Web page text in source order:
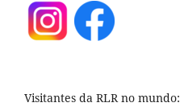
Visitantes da RLR no mundo: